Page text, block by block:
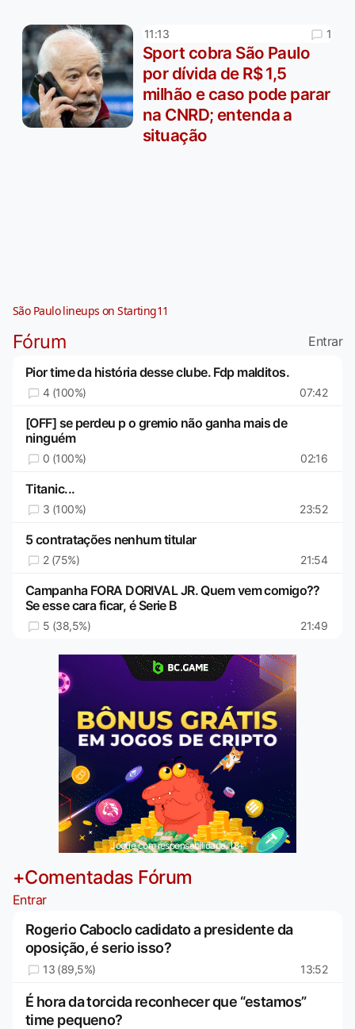
11:13 1
Sport cobra São Paulo
por dívida de R$ 1,5
milhão e caso pode parar
na CNRD; entenda a
situação
São Paulo lineups on Starting11
Fórum
Entrar
Pior time da história desse clube. Fdp malditos.
4 (100%) 07:42
[OFF] se perdeu p o gremio não ganha mais de
ninguém
0 (100%) 02:16
Titanic...
3 (100%) 23:52
5 contratações nenhum titular
2 (75%) 21:54
Campanha FORA DORIVAL JR. Quem vem comigo??
Se esse cara ficar, é Serie B
5 (38,5%) 21:49
Jogue com responsabilidade. 18+
+Comentadas Fórum
Entrar
Rogerio Caboclo cadidato a presidente da
oposição, é serio isso?
13 (89,5%) 13:52
É hora da torcida reconhecer que “estamos”
time pequeno?